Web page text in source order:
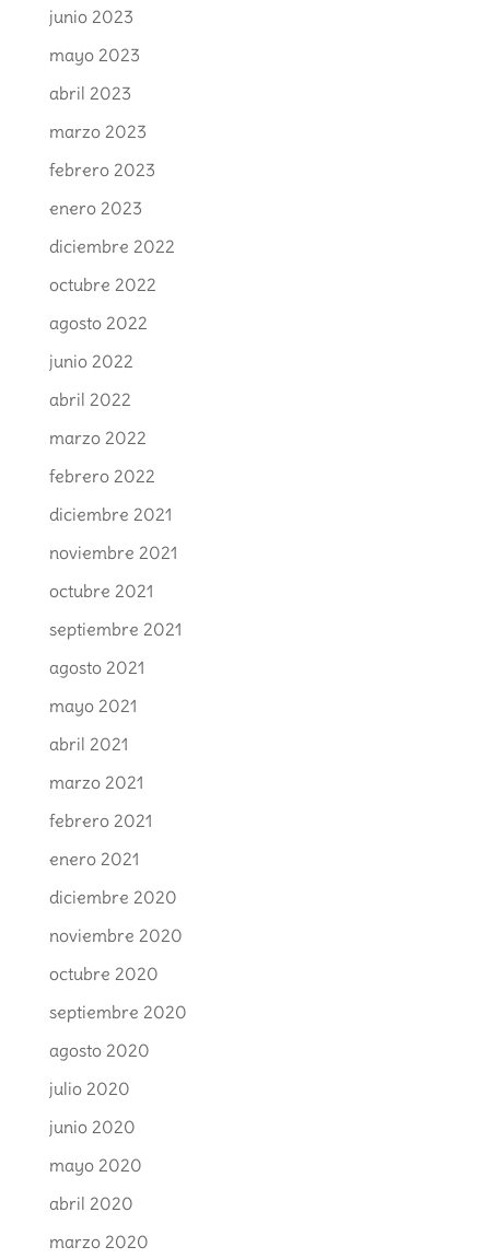
junio 2023
mayo 2023
abril 2023
marzo 2023
febrero 2023
enero 2023
diciembre 2022
octubre 2022
agosto 2022
junio 2022
abril 2022
marzo 2022
febrero 2022
diciembre 2021
noviembre 2021
octubre 2021
septiembre 2021
agosto 2021
mayo 2021
abril 2021
marzo 2021
febrero 2021
enero 2021
diciembre 2020
noviembre 2020
octubre 2020
septiembre 2020
agosto 2020
julio 2020
junio 2020
mayo 2020
abril 2020
marzo 2020